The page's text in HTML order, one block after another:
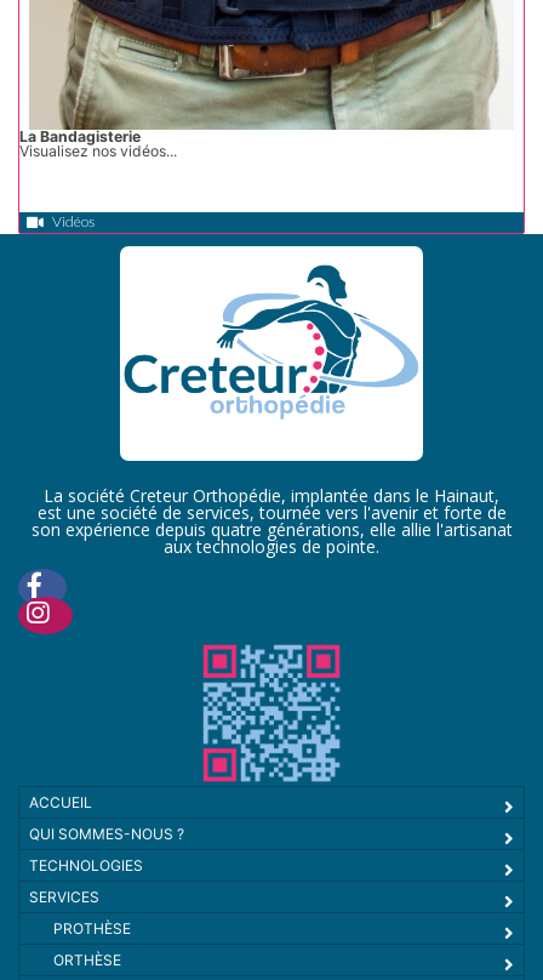
La Bandagisterie
Visualisez nos vidéos...
Vidéos
La société Creteur Orthopédie, implantée dans le Hainaut,
est une société de services, tournée vers l'avenir et forte de
son expérience depuis quatre générations, elle allie l'artisanat
aux technologies de pointe.
ACCUEIL
QUI SOMMES-NOUS ?
TECHNOLOGIES
SERVICES
PROTHÈSE
ORTHÈSE